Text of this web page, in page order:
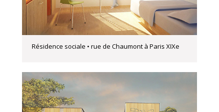
Résidence sociale • rue de Chaumont à Paris XIXe